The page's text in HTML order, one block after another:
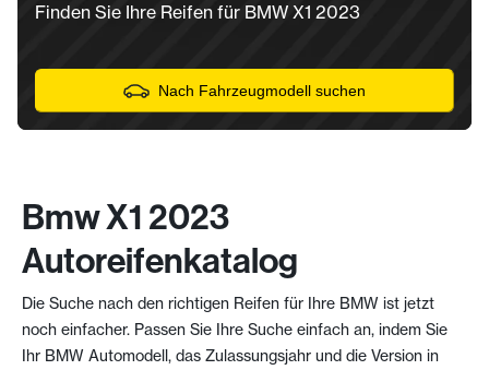
Finden Sie Ihre Reifen für BMW X1 2023
Nach Fahrzeugmodell suchen
Bmw X1 2023
Autoreifenkatalog
Die Suche nach den richtigen Reifen für Ihre BMW ist jetzt
noch einfacher. Passen Sie Ihre Suche einfach an, indem Sie
Ihr BMW Automodell, das Zulassungsjahr und die Version in